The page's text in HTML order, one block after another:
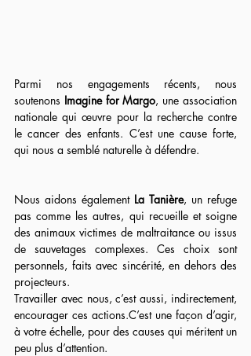
Parmi nos engagements récents, nous
soutenons Imagine for Margo, une association
nationale qui œuvre pour la recherche contre
le cancer des enfants. C’est une cause forte,
qui nous a semblé naturelle à défendre.
Nous aidons également La Tanière, un refuge
pas comme les autres, qui recueille et soigne
des animaux victimes de maltraitance ou issus
de sauvetages complexes. Ces choix sont
personnels, faits avec sincérité, en dehors des
projecteurs.
Travailler avec nous, c’est aussi, indirectement,
encourager ces actions.C’est une façon d’agir,
à votre échelle, pour des causes qui méritent un
peu plus d’attention.